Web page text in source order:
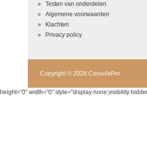
Testen van onderdelen
Algemene voorwaarden
Klachten
Privacy policy
Copyright © 2026 ConsolePro
height="0" width="0"